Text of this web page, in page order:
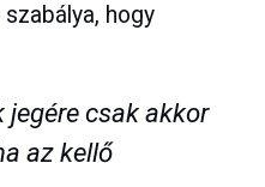
hogy
jegére csak akkor
az kellő